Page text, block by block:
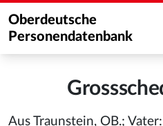
Oberdeutsche
Personendatenbank
Aus Traunstein, OB.;